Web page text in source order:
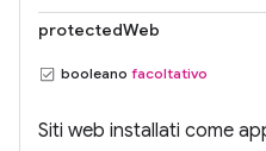
protectedWeb
booleano facoltativo
Siti web installati come